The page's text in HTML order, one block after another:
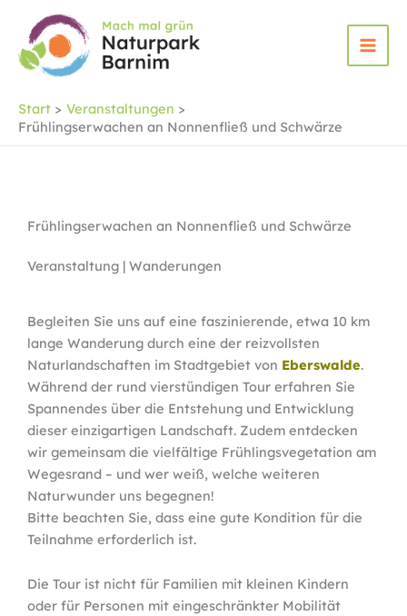
Inhalt
springen
Start
Veranstaltungen
Frühlingserwachen an Nonnenfließ und Schwärze
Frühlingserwachen an Nonnenfließ und Schwärze
Veranstaltung | Wanderungen
Begleiten Sie uns auf eine faszinierende, etwa 10 km
lange Wanderung durch eine der reizvollsten
Naturlandschaften im Stadtgebiet von Eberswalde.
Während der rund vierstündigen Tour erfahren Sie
Spannendes über die Entstehung und Entwicklung
dieser einzigartigen Landschaft. Zudem entdecken
wir gemeinsam die vielfältige Frühlingsvegetation am
Wegesrand – und wer weiß, welche weiteren
Naturwunder uns begegnen!
Bitte beachten Sie, dass eine gute Kondition für die
Teilnahme erforderlich ist.
Die Tour ist nicht für Familien mit kleinen Kindern
oder für Personen mit eingeschränkter Mobilität